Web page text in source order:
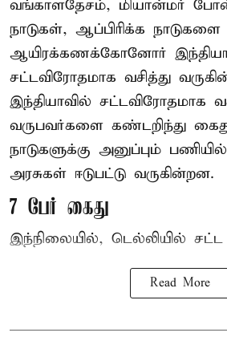
வங்காளதேசம், மியான்மர்
நாடுகள், ஆப்பிரிக்க
ஆயிரக்கணக்கோனோர்
சட்டவிரோதமாக வசித்து
இந்தியாவில் சட்டவிரோதமாக
வருபவர்களை கண்டறிந்து
நாடுகளுக்கு அனுப்பும்
அரசுகள் ஈடுபட்டு வருகின்றன.
7 பேர் கைது
இந்நிலையில், டெல்லியில் சட்ட
Read More